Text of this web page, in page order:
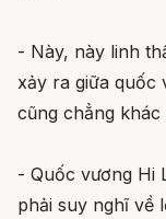
- Này, này linh
xảy ra giữa quốc
cũng chẳng
- Quốc vương Hi
phải suy nghĩ về